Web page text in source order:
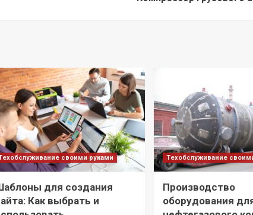
своими руками
для создания
Как выбрать и
Техобслуживание
Производство
оборудования